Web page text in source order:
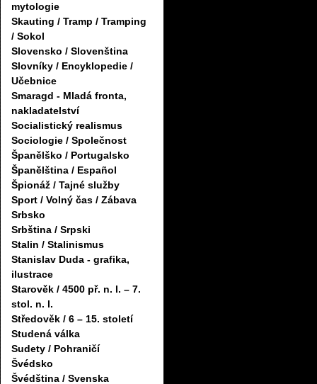
mytologie
Skauting / Tramp / Tramping
/ Sokol
Slovensko / Slovenština
Slovníky / Encyklopedie /
Učebnice
Smaragd - Mladá fronta,
nakladatelství
Socialistický realismus
Sociologie / Společnost
Španělško / Portugalsko
Španělština / Español
Špionáž / Tajné služby
Sport / Volný čas / Zábava
Srbsko
Srbština / Srpski
Stalin / Stalinismus
Stanislav Duda - grafika,
ilustrace
Starověk / 4500 př. n. l. – 7.
stol. n. l.
Středověk / 6 – 15. století
Studená válka
Sudety / Pohraničí
Švédsko
Švédština / Svenska